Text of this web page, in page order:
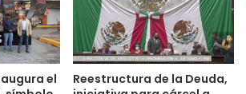
el
Reestructura de la Deuda,